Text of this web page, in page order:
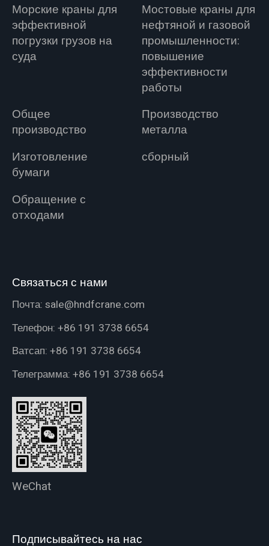
Морские краны для
эффективной
погрузки грузов на
суда
Мостовые краны для
нефтяной и газовой
промышленности:
повышение
эффективности
работы
Общее
производство
Производство
металла
Изготовление
бумаги
сборный
Обращение с
отходами
Связаться с нами
Почта: sale@hndfcrane.com
Телефон: +86 191 3738 6654
Ватсап: +86 191 3738 6654
Телеграмма: +86 191 3738 6654
WeChat
Подписывайтесь на нас